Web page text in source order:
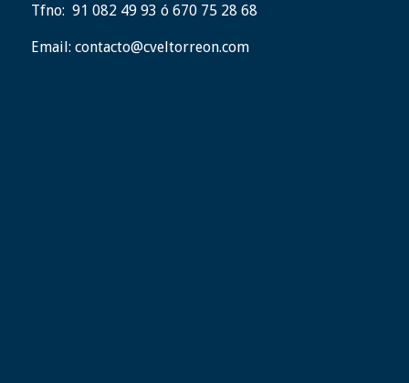
Tfno: 91 082 49 93 ó 670 75 28 68
Email: contacto@cveltorreon.com